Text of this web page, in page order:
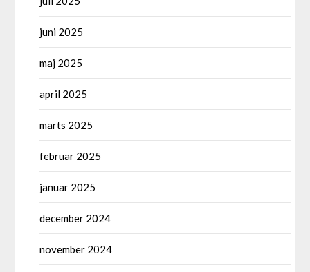
juni 2025
maj 2025
april 2025
marts 2025
februar 2025
januar 2025
december 2024
november 2024